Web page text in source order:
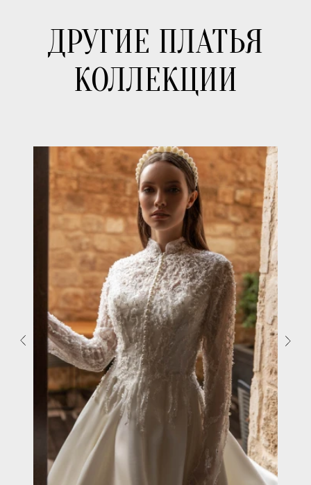
ДРУГИЕ ПЛАТЬЯ
КОЛЛЕКЦИИ